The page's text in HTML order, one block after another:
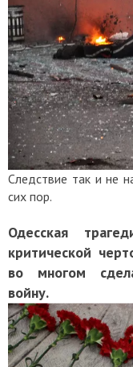
Следствие так и не
сих пор.
Одесская
критической
во многом
войну.